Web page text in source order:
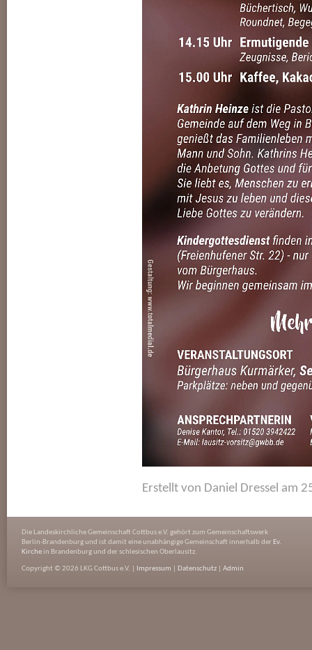
Erstellt von Daniel Dressel am
Die Landeskirchliche Gemeinschaft Cottbus e.V. gehört zum Gemeinschaftswerk
Berlin-Brandenburg und ist damit eine unabhängige Gemeinschaft innerhalb der Ev.
Kirche in Brandenburg und der schlesischen Oberlausitz.
Copyright © 2026 LKG Cottbus e.V. |
Impressum Datenschutz |Admin